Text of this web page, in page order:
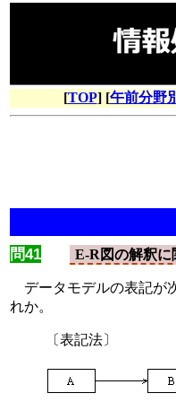
[TOP] [午前分野
問41 E-R図の解釈に
データモデルの表記が
れか。
〔表記法〕